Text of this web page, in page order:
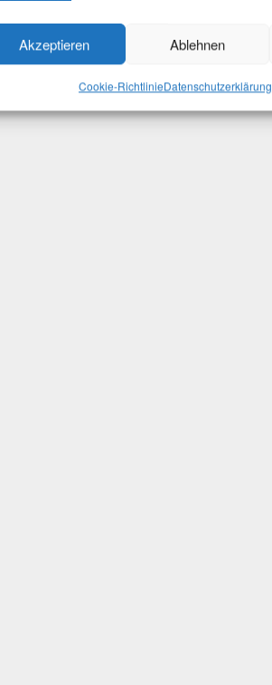
Akzeptieren Ablehnen
Cookie-RichtlinieDatenschutzerklärung